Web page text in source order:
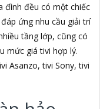
đình đều có một chiếc
ứng nhu cầu giải trí
tầng lớp, cũng có
mức giá tivi hợp lý.
Asanzo, tivi Sony, tivi